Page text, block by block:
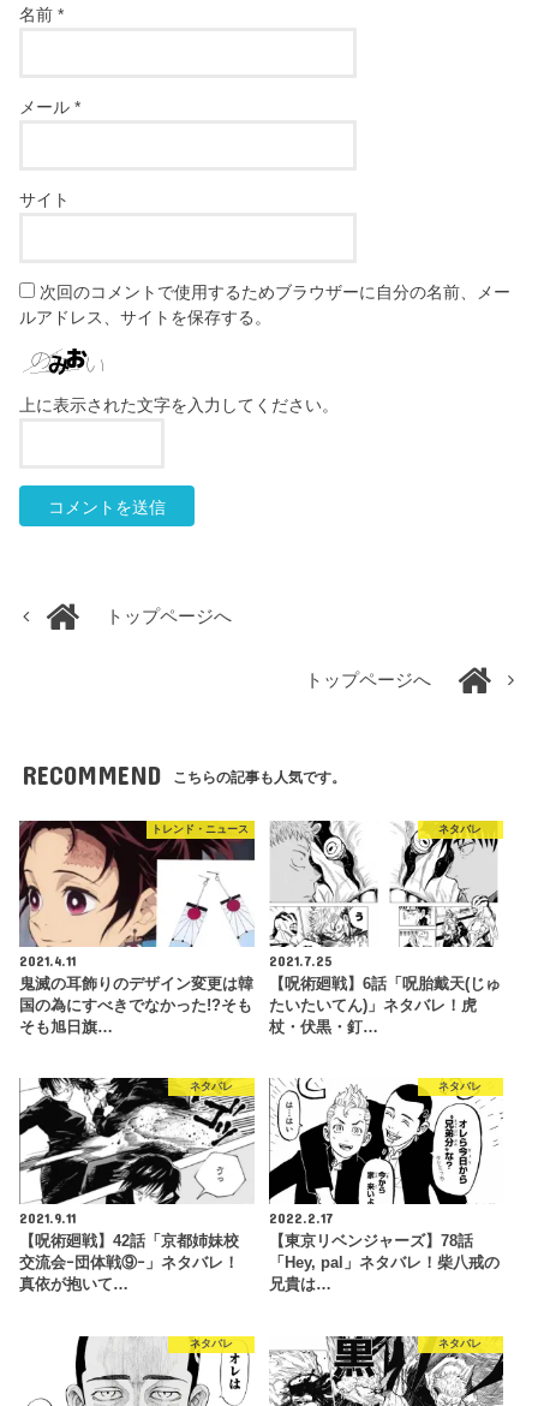
名前*
メール*
サイト
次回のコメントで使用するためブラウザーに自分の名前、メー
ルアドレス、サイトを保存する。
上に表示された文字を入力してください。
トップページへ
トップページへ
RECOMMEND こちらの記事も人気です。
トレンド・ニュース
2021.4.11
鬼滅の耳飾りのデザイン変更は韓
国の為にすべきでなかった!?そも
そも旭日旗…
ネタバレ
2021.7.25
【呪術廻戦】6話「呪胎戴天(じゅ
たいたいてん)」ネタバレ！虎
杖・伏黒・釘…
ネタバレ
2021.9.11
【呪術廻戦】42話「京都姉妹校
交流会ｰ団体戦⑨ｰ」ネタバレ！
真依が抱いて…
ネタバレ
2022.2.17
【東京リベンジャーズ】78話
「Hey, pal」ネタバレ！柴八戒の
兄貴は…
ネタバレ ネタバレ